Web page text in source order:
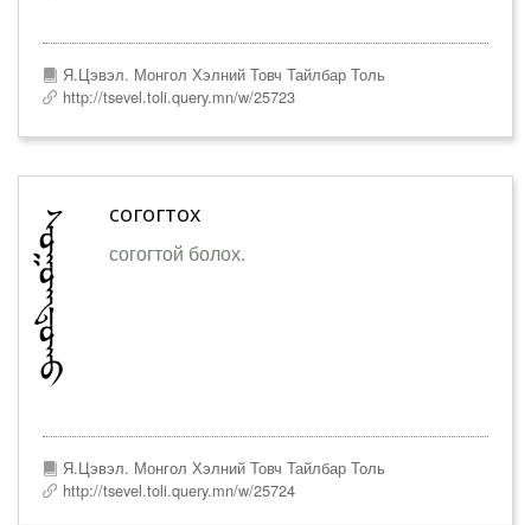
Я.Цэвэл. Монгол Хэлний Товч Тайлбар Толь
http://tsevel.toli.query.mn/w/25723
согогтох
согогтой болох.
Я.Цэвэл. Монгол Хэлний Товч Тайлбар Толь
http://tsevel.toli.query.mn/w/25724